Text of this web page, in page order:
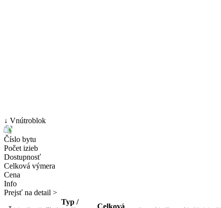
↓ Vnútroblok
Číslo bytu
Počet izieb
Dostupnosť
Celková výmera
Cena
Info
Prejsť na detail >
Typ /
Celková